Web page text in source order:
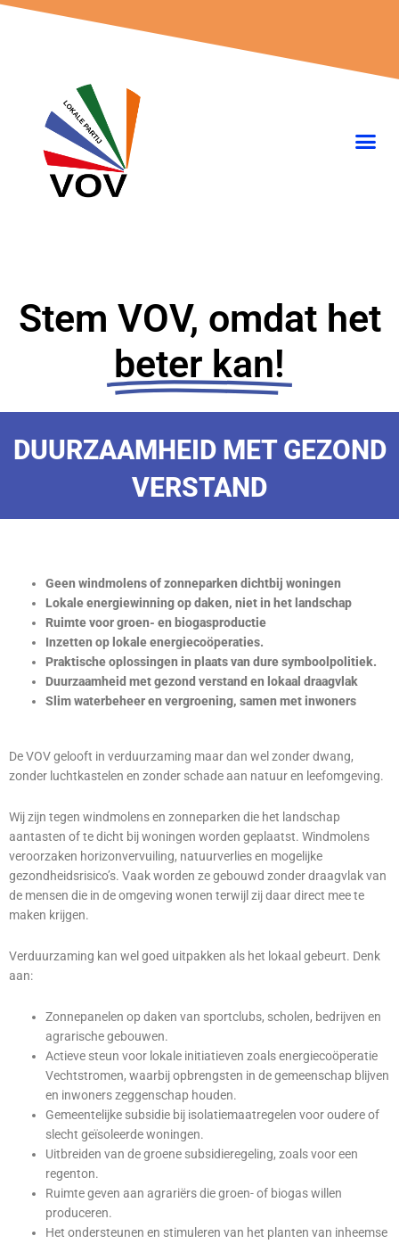
Ga
Stem VOV, omdat het
beter kan!
DUURZAAMHEID MET GEZOND
VERSTAND
Geen windmolens of zonneparken dichtbij woningen
Lokale energiewinning op daken, niet in het landschap
Ruimte voor groen- en biogasproductie
Inzetten op lokale energiecoöperaties.
Praktische oplossingen in plaats van dure symboolpolitiek.
Duurzaamheid met gezond verstand en lokaal draagvlak
Slim waterbeheer en vergroening, samen met inwoners
De VOV gelooft in verduurzaming maar dan wel zonder dwang,
zonder luchtkastelen en zonder schade aan natuur en leefomgeving.
Wij zijn tegen windmolens en zonneparken die het landschap
aantasten of te dicht bij woningen worden geplaatst. Windmolens
veroorzaken horizonvervuiling, natuurverlies en mogelijke
gezondheidsrisico’s. Vaak worden ze gebouwd zonder draagvlak van
de mensen die in de omgeving wonen terwijl zij daar direct mee te
maken krijgen.
Verduurzaming kan wel goed uitpakken als het lokaal gebeurt. Denk
aan:
Zonnepanelen op daken van sportclubs, scholen, bedrijven en
agrarische gebouwen.
Actieve steun voor lokale initiatieven zoals energiecoöperatie
Vechtstromen, waarbij opbrengsten in de gemeenschap blijven
en inwoners zeggenschap houden.
Gemeentelijke subsidie bij isolatiemaatregelen voor oudere of
slecht geïsoleerde woningen.
Uitbreiden van de groene subsidieregeling, zoals voor een
regenton.
Ruimte geven aan agrariërs die groen- of biogas willen
produceren.
Het ondersteunen en stimuleren van het planten van inheemse